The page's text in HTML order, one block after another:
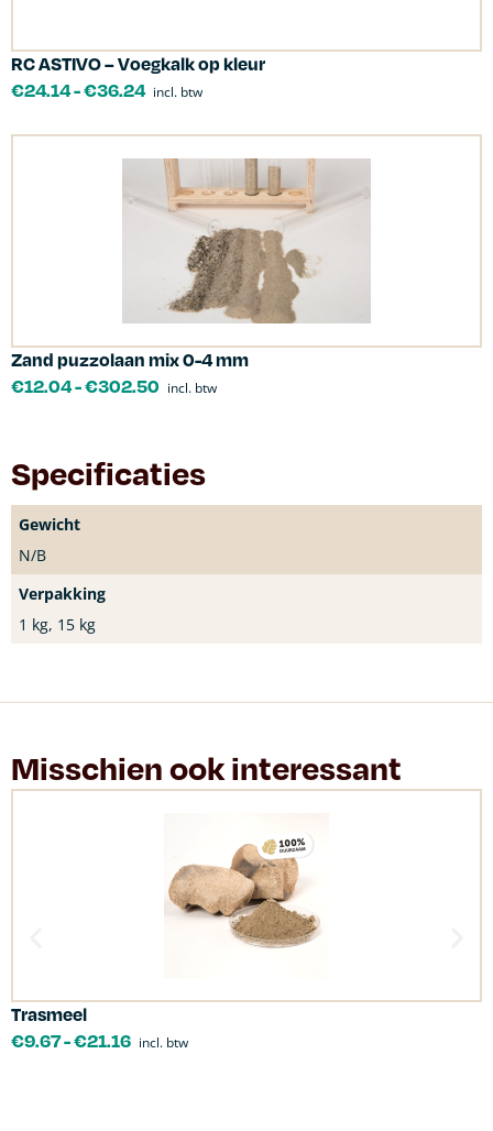
RC ASTIVO – Voegkalk op kleur
€24.14-€36.24 incl. btw
Zand puzzolaan mix 0-4 mm
€12.04-€302.50 incl. btw
Specificaties
Gewicht
N/B
Verpakking
1 kg, 15 kg
Misschien ook interessant
Trasmeel
€9.67-€21.16 incl. btw